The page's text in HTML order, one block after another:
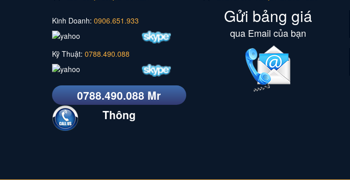
Kinh Doanh: 0906.651.933
Kỹ Thuật: 0788.490.088
0788.490.088 Mr
Thông
Gửi bảng giá
qua Email của bạn